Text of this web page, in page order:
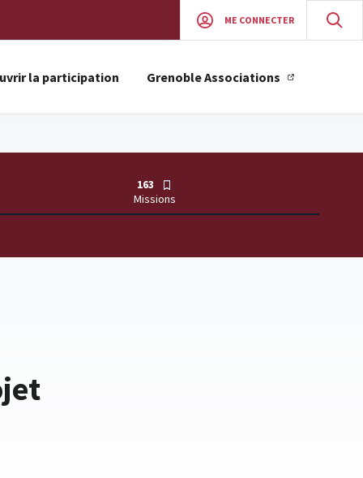
ME CONNECTER
la participation Grenoble Associations
163
Missions